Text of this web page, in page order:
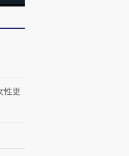
13人遇难
【商旅对话】华住集团
CFO：不靠规模取胜，华
性更